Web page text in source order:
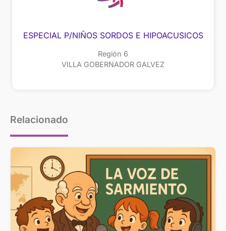
ESPECIAL P/NIÑOS SORDOS E HIPOACUSICOS
Región 6
VILLA GOBERNADOR GALVEZ
Relacionado